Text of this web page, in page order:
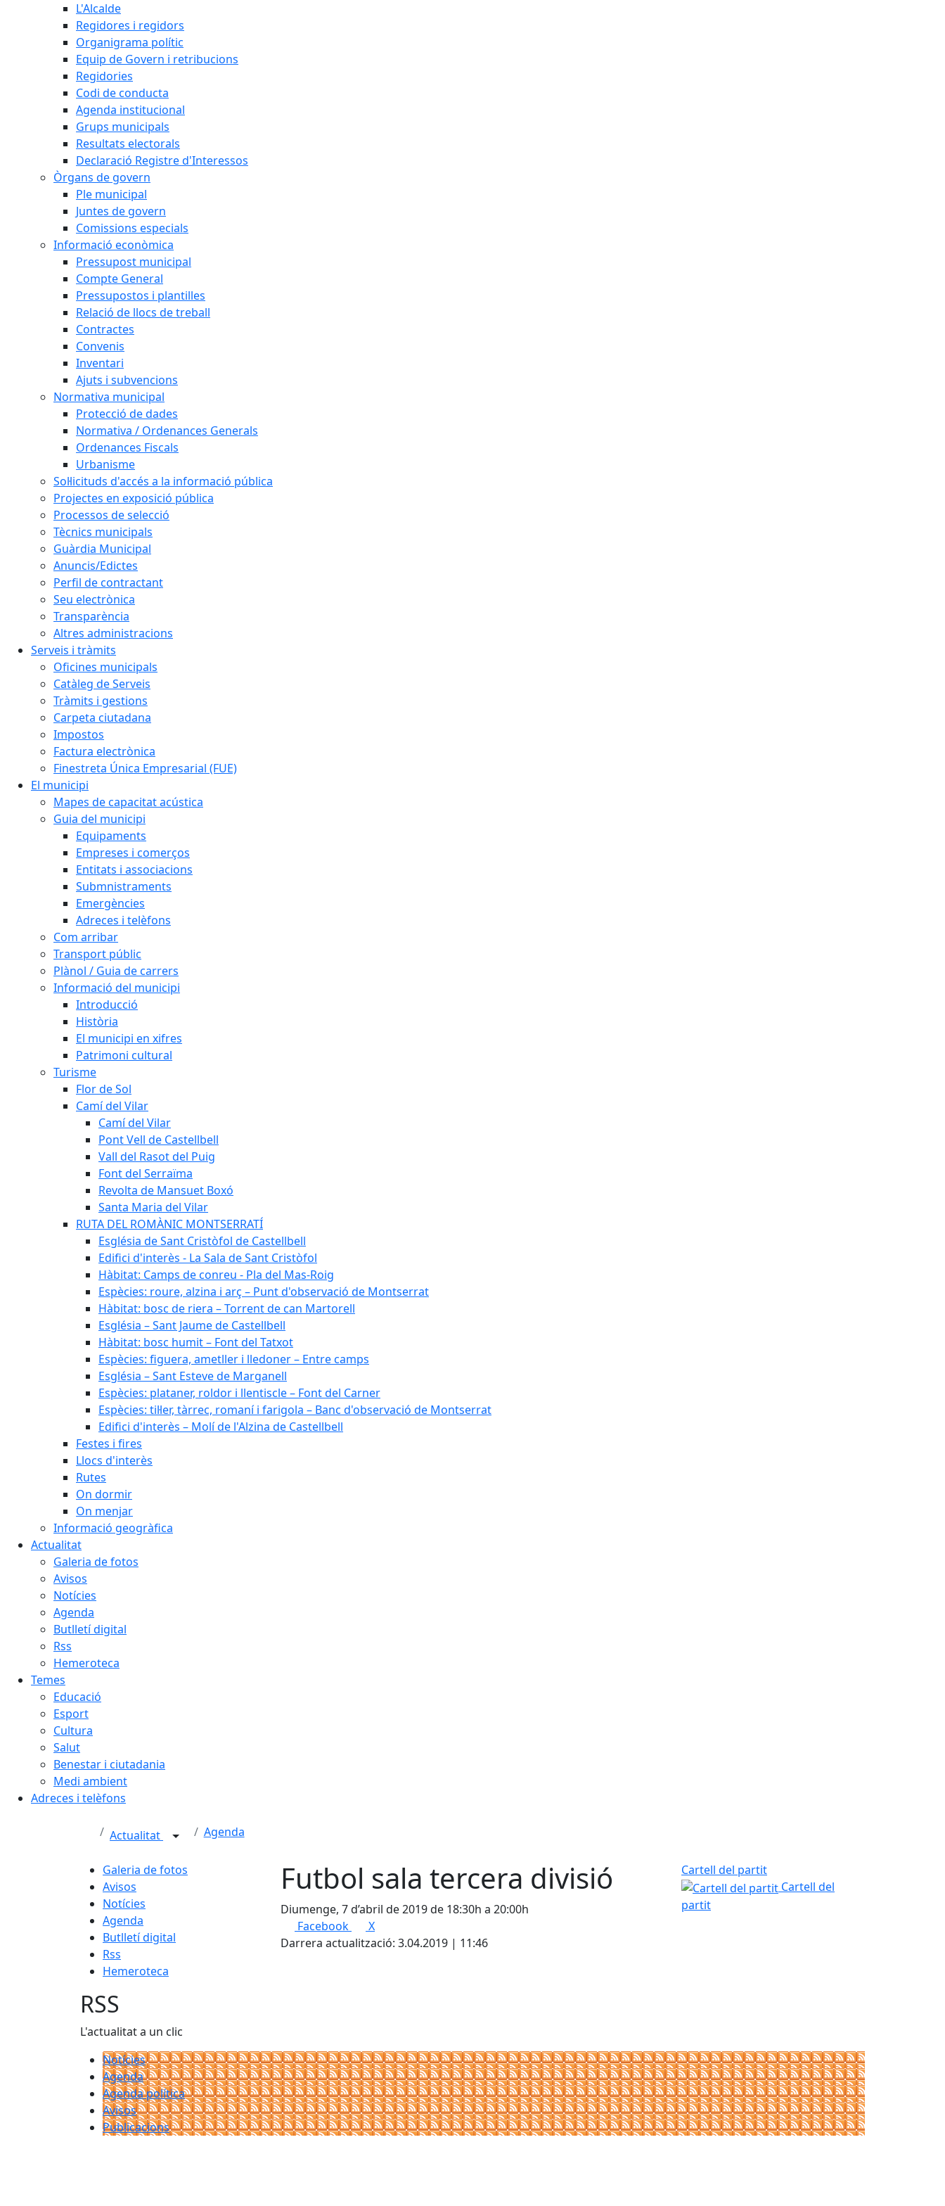
L'Alcalde
Regidores i regidors
Organigrama polític
Equip de Govern i retribucions
Regidories
Codi de conducta
Agenda institucional
Grups municipals
Resultats electorals
Declaració Registre d'Interessos
Òrgans de govern
Ple municipal
Juntes de govern
Comissions especials
Informació econòmica
Pressupost municipal
Compte General
Pressupostos i plantilles
Relació de llocs de treball
Contractes
Convenis
Inventari
Ajuts i subvencions
Normativa municipal
Protecció de dades
Normativa / Ordenances Generals
Ordenances Fiscals
Urbanisme
Sol·licituds d'accés a la informació pública
Projectes en exposició pública
Processos de selecció
Tècnics municipals
Guàrdia Municipal
Anuncis/Edictes
Perfil de contractant
Seu electrònica
Transparència
Altres administracions
Serveis i tràmits
Oficines municipals
Catàleg de Serveis
Tràmits i gestions
Carpeta ciutadana
Impostos
Factura electrònica
Finestreta Única Empresarial (FUE)
El municipi
Mapes de capacitat acústica
Guia del municipi
Equipaments
Empreses i comerços
Entitats i associacions
Submnistraments
Emergències
Adreces i telèfons
Com arribar
Transport públic
Plànol / Guia de carrers
Informació del municipi
Introducció
Història
El municipi en xifres
Patrimoni cultural
Turisme
Flor de Sol
Camí del Vilar
Camí del Vilar
Pont Vell de Castellbell
Vall del Rasot del Puig
Font del Serraïma
Revolta de Mansuet Boxó
Santa Maria del Vilar
RUTA DEL ROMÀNIC MONTSERRATÍ
Església de Sant Cristòfol de Castellbell
Edifici d'interès - La Sala de Sant Cristòfol
Hàbitat: Camps de conreu - Pla del Mas-Roig
Espècies: roure, alzina i arç – Punt d'observació de Montserrat
Hàbitat: bosc de riera – Torrent de can Martorell
Església – Sant Jaume de Castellbell
Hàbitat: bosc humit – Font del Tatxot
Espècies: figuera, ametller i lledoner – Entre camps
Església – Sant Esteve de Marganell
Espècies: plataner, roldor i llentiscle – Font del Carner
Espècies: til·ler, tàrrec, romaní i farigola – Banc d'observació de Montserrat
Edifici d'interès – Molí de l'Alzina de Castellbell
Festes i fires
Llocs d'interès
Rutes
On dormir
On menjar
Informació geogràfica
Actualitat
Galeria de fotos
Avisos
Notícies
Agenda
Butlletí digital
Rss
Hemeroteca
Temes
Educació
Esport
Cultura
Salut
Benestar i ciutadania
Medi ambient
Adreces i telèfons
Actualitat Agenda
Galeria de fotos
Avisos
Notícies
Agenda
Butlletí digital
Rss
Hemeroteca
Futbol sala tercera divisió
Diumenge, 7 d’abril de 2019 de 18:30h a 20:00h
Facebook
X
Darrera actualització: 3.04.2019 | 11:46
Cartell del partit
Cartell del
partit
RSS
L'actualitat a un clic
Notícies
Agenda
Agenda política
Avisos
Publicacions